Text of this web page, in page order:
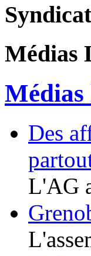
Médias
Médias
Des
L'AG